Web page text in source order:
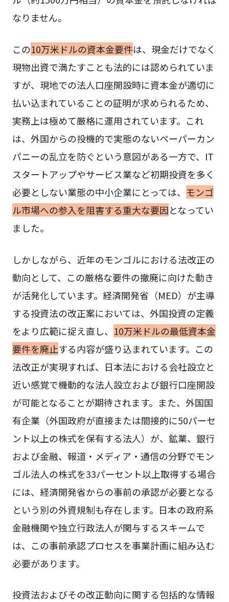
なりません。
この10万米ドルの資本金要件は、現金だけでなく
現物出資で満たすことも法的には認められていま
すが、現地での法人口座開設時に資本金が適切に
払い込まれていることの証明が求められるため、
実務上は極めて厳格に運用されています。これ
は、外国からの投機的で実態のないペーパーカン
パニーの乱立を防ぐという意図がある一方で、IT
スタートアップやサービス業など初期投資を多く
必要としない業態の中小企業にとっては、 モンゴ
ル市場への参入を阻害する重大な要因となってい
ました。
しかしながら、近年のモンゴルにおける法改正の
動向として、この厳格な要件の撤廃に向けた動き
が活発化しています。経済開発省（MED）が主導
する投資法の改正案においては、外国投資の定義
をより広範に捉え直し、 10万米ドルの最低資本金
要件を廃止する内容が盛り込まれています。この
法改正が実現すれば、日本法における会社設立と
近い感覚で機動的な法人設立および銀行口座開設
が可能となることが期待されます。また、外国国
有企業（外国政府が直接または間接的に50パーセ
ント以上の株式を保有する法人）が、鉱業、銀行
および金融、報道・メディア・通信の分野でモン
ゴル法人の株式を33パーセント以上取得する場合
には、経済開発省からの事前の承認が必要となる
という別の外資規制も存在します。日本の政府系
金融機関や独立行政法人が関与するスキームで
は、この事前承認プロセスを事業計画に組み込む
必要があります。
投資法およびその改正動向に関する包括的な情報